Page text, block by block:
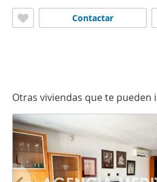
Contactar
Otras viviendas que te pueden